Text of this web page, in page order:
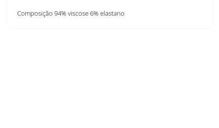
Composição 94% viscose 6% elastano